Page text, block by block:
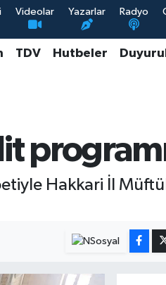
Videolar Yazarlar Radyo
TDV Hutbeler
Hakkari İl